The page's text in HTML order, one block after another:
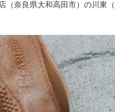
（奈良県大和高田市）の川東